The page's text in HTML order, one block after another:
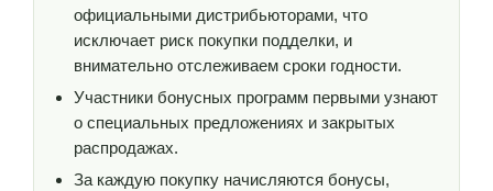
официальными дистрибьюторами, что
исключает риск покупки подделки, и
внимательно отслеживаем сроки годности.
Участники бонусных программ первыми узнают
о специальных предложениях и закрытых
распродажах.
За каждую покупку начисляются бонусы,